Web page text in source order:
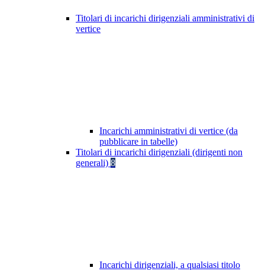
Titolari di incarichi dirigenziali amministrativi di
vertice
Incarichi amministrativi di vertice (da
pubblicare in tabelle)
Titolari di incarichi dirigenziali (dirigenti non
generali) 8
Incarichi dirigenziali, a qualsiasi titolo